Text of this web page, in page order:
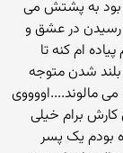
بود به پشتش می
رسیدن در عشق و
ام کنه تا
شدن متوجه
مالوند....اووووی
برام خیلی
بودم یک پسر